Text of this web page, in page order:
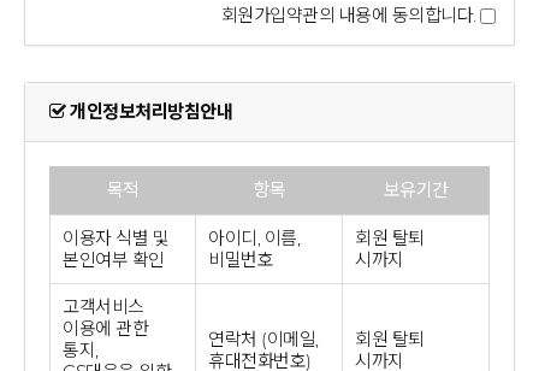
회원가입약관의 내용에 동의합니다.
개인정보처리방침안내
목적 항목 보유기간
이용자 식별 및
본인여부 확인
아이디, 이름,
비밀번호
회원 탈퇴
시까지
고객서비스
이용에 관한
통지,
연락처 (이메일,
휴대전화번호)
회원 탈퇴
시까지